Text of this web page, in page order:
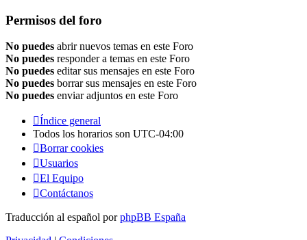
Permisos del foro
No puedes abrir nuevos temas en este Foro
No puedes responder a temas en este Foro
No puedes editar sus mensajes en este Foro
No puedes borrar sus mensajes en este Foro
No puedes enviar adjuntos en este Foro
Índice general
Todos los horarios son UTC-04:00
Borrar cookies
Usuarios
El Equipo
Contáctanos
Traducción al español porphpBB España